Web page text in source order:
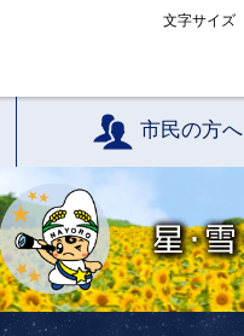
文字サイズ
市民の方へ